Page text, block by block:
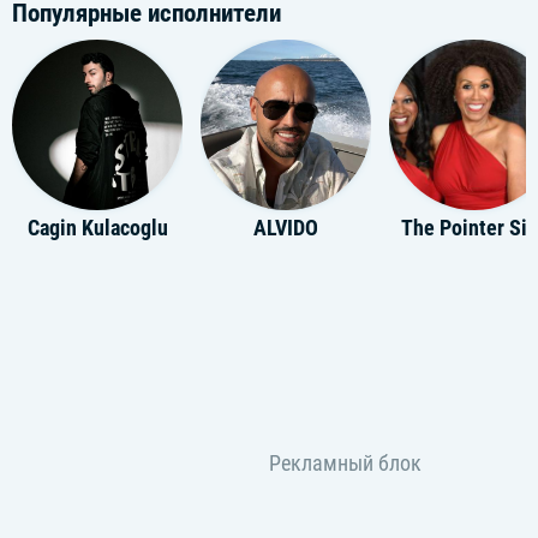
Популярные исполнители
Cagin Kulacoglu ALVIDO